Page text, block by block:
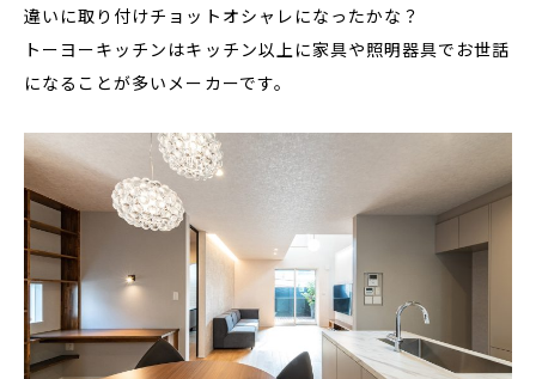
違いに取り付けチョットオシャレになったかな？
トーヨーキッチンはキッチン以上に家具や照明器具でお世話
になることが多いメーカーです。